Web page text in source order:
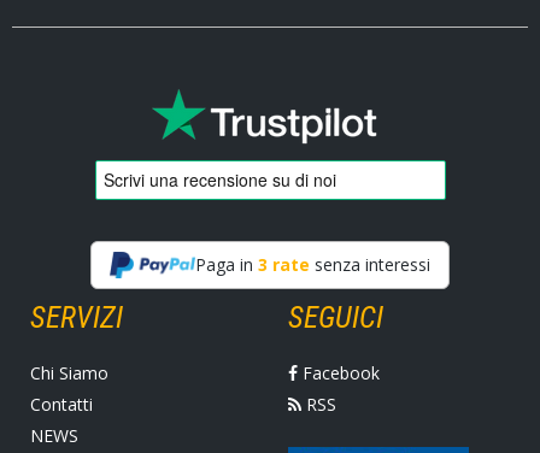
Paga in 3 rate senza interessi
SERVIZI
Chi Siamo
Contatti
NEWS
SEGUICI
Facebook
RSS